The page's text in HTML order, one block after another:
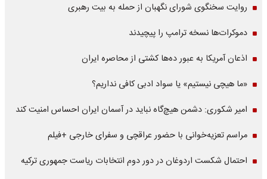
روایت سخنگوی شورای نگهبان از حمله به بیت رهبری
دموکرات‌ها نسخه ترامپ را پیچیدند
اذعان آمریکا به عبور ده‌ها کشتی از محاصره ایران
«ما هیچی نیستیم» یا سواد ادبی کافی نداریم؟
امیر شکوری: دشمن هیچ‌گاه نباید در آسمان ایران احساس امنیت کند
مراسم تعزیه‌خوانی با حضور عراقچی و سفرای خارجی +فیلم
احتمال شکست اردوغان در دور دوم انتخابات ریاست جمهوری ترکیه